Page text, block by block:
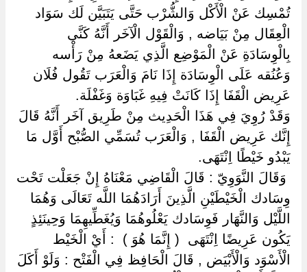
تُمْسِك عَنْ الْأَكْل وَالشُّرْب حَتَّى يَتَبَيَّن لَك سَوَاد
الْعِقَال مِنْ بَيَاضه , وَالْقَوْل الْآخَر أَنَّهُ كَنَّى
بِالْوِسَادَةِ عَنْ الْمَوْضِع الَّذِي يَضَعهُ مِنْ رَأْسه
وَعُنُقه عَلَى الْوِسَادَة إِذَا نَامَ وَالْعَرَب تَقُول فُلَان
عَرِيض الْقَفَا إِذَا كَانَتْ فِيهِ غَبَاوَة وَغَفْلَة.
وَقَدْ رُوِيَ فِي هَذَا الْحَدِيث مِنْ طَرِيق آخَر أَنَّهُ قَالَ
إِنَّك عَرِيض الْقَفَا , وَالْعَرَب تُسَمِّي الصُّبْح أَوَّل مَا
يَبْدُو خَيْطًا اِنْتَهَى.
‏ ‏وَقَالَ النَّوَوِيّ : قَالَ الْقَاضِي مَعْنَاهُ إِنْ جَعَلْت تَحْت
وِسَادك الْخَيْطَيْنِ الَّذِينَ أَرَادَهُمَا اللَّه تَعَالَى وَهُمَا
اللَّيْل وَالنَّهَار فَوِسَادك يَعْلُوهُمَا وَيُغَطِّيهِمَا وَحِينَئِذٍ
يَكُون عَرِيضًا اِنْتَهَى ‏ ‏( إِنَّمَا هُوَ ) ‏ ‏: أَيْ الْخَيْط
الْأَسْوَد وَالْأَبْيَض , قَالَ الْحَافِظ فِي الْفَتْح : وَلَوْ أَكَلَ